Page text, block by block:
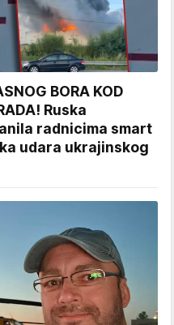
BORA KOD
Ruska
radnicima smart
udara ukrajinskog